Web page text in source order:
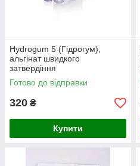
Hydrogum 5 (Гідрогум),
альгінат швидкого
затвердіння
Готово до відправки
320 ₴
Купити